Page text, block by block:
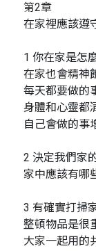
第2章
在家裡應該遵
1 你在家是怎
在家也會精神
每天都要做的
身體和心靈都
自己會做的事
2 決定我們家
家中應該有哪
3 有確實打掃
整頓物品是很
大家一起用的